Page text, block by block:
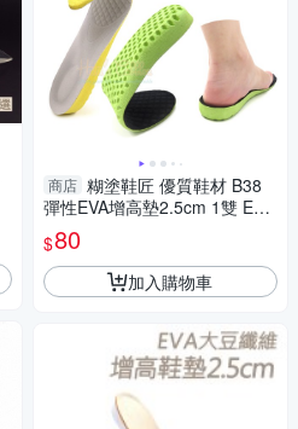
商店 糊塗鞋匠 優質鞋材 B38
彈性EVA增高墊2.5cm 1雙 EVA
蜂窩增高墊 蜂窩增高墊
$80
加入購物車